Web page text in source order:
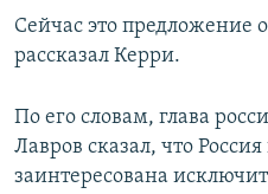
Сейчас это предложение
рассказал Керри.
По его словам, глава
Лавров сказал, что
заинтересована